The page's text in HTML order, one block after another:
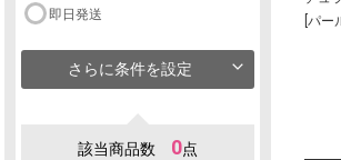
即日発送
さらに条件を設定
該当商品数 0点
[パー